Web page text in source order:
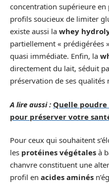
concentration supérieure en
profils soucieux de limiter
existe aussi la whey
partiellement « prédigérées
quasi immédiate. Enfin, la
directement du lait, séduit
préservation de ses
A lire aussi : Quelle
pour préserver votre
Pour ceux qui souhaitent
les protéines végétales à
chanvre constituent une
profil en acides aminés